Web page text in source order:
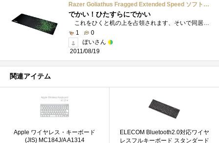
Razer Goliathus Fragged Extended Speed ソフト ゲーミング マウスマット 【正規保証品】 RZ02-00211700-R3M1-R
でかい！ひたすらにでかい
これをひくと机の上を占領されます、そいで同居人とかにもドン引きされます。でも満足感はある、キーボードも置けちゃう、なんて素敵なGolia...
1
0
ぽいさん
2011/08/19
関連アイテム
Apple ワイヤレス・キーボード
(JIS) MC184J/A A1314
ELECOM Bluetooth2.0対応ワイヤ
レスフルキーボード スタンダード